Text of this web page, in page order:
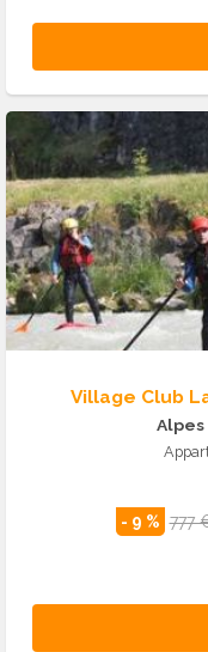
Village Club
Alpes
- 9 % 777